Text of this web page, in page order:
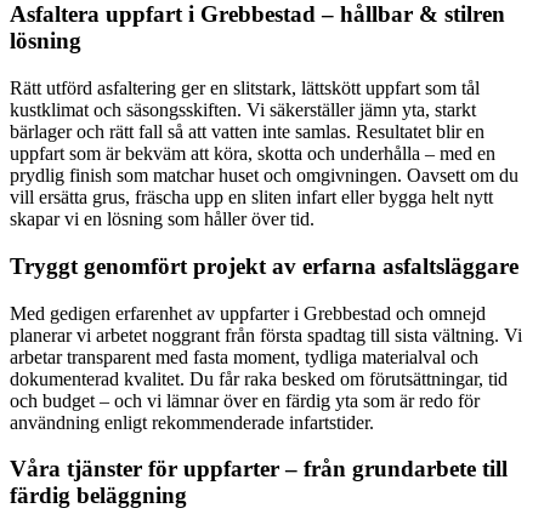
Asfaltera uppfart i Grebbestad – hållbar & stilren
lösning
Rätt utförd asfaltering ger en slitstark, lättskött uppfart som tål
kustklimat och säsongsskiften. Vi säkerställer jämn yta, starkt
bärlager och rätt fall så att vatten inte samlas. Resultatet blir en
uppfart som är bekväm att köra, skotta och underhålla – med en
prydlig finish som matchar huset och omgivningen. Oavsett om du
vill ersätta grus, fräscha upp en sliten infart eller bygga helt nytt
skapar vi en lösning som håller över tid.
Tryggt genomfört projekt av erfarna asfaltsläggare
Med gedigen erfarenhet av uppfarter i Grebbestad och omnejd
planerar vi arbetet noggrant från första spadtag till sista vältning. Vi
arbetar transparent med fasta moment, tydliga materialval och
dokumenterad kvalitet. Du får raka besked om förutsättningar, tid
och budget – och vi lämnar över en färdig yta som är redo för
användning enligt rekommenderade infartstider.
Våra tjänster för uppfarter – från grundarbete till
färdig beläggning